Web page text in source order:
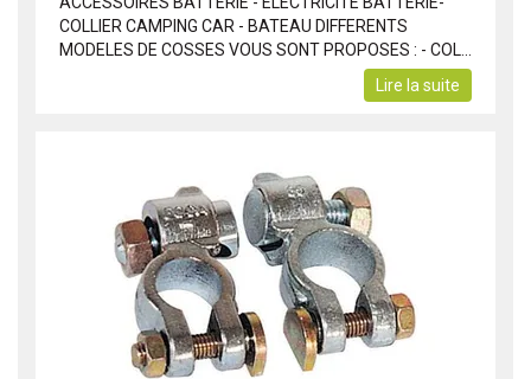
COLLIER CAMPING CAR - BATEAU DIFFERENTS
MODELES DE COSSES VOUS SONT PROPOSES : - COL...
Lire la suite